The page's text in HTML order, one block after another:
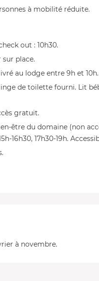
à mobilité réduite.
out : 10h30.
sur place.
au lodge entre 9h et 10h.
de toilette fourni. Lit
gratuit.
être du domaine (non
16h30, 17h30-19h.
à novembre.